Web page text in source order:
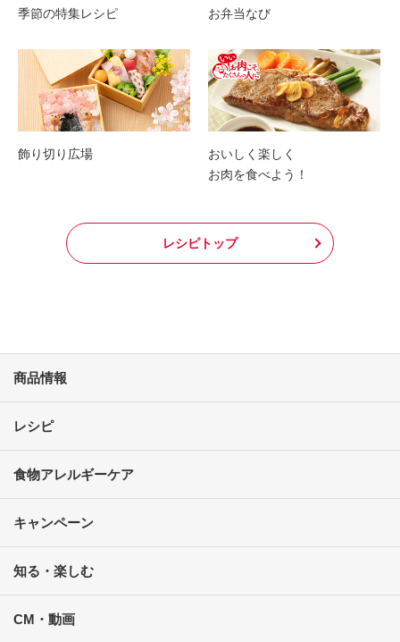
季節の特集レシピ お弁当なび
飾り切り広場
おいしく楽しく
お肉を食べよう！
レシピトップ
商品情報
レシピ
食物アレルギーケア
キャンペーン
知る・楽しむ
CM・動画